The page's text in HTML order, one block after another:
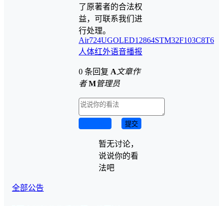
了原著者的合法权
益，可联系我们进
行处理。
Air724UGOLED12864STM32F103C8T6
人体红外语音播报
0 条回复 A文章作
者 M管理员
提交
暂无讨论，
说说你的看
法吧
全部公告